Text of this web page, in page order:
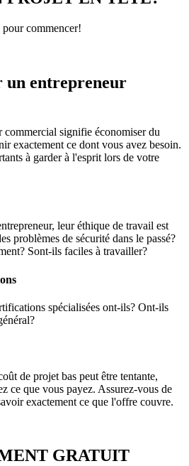
commencer!
un entrepreneur
commercial signifie économiser du
exactement ce dont vous avez besoin.
à garder à l'esprit lors de votre
leur éthique de travail est
problèmes de sécurité dans le passé?
Sont-ils faciles à travailler?
spécialisées ont-ils? Ont-ils
de projet bas peut être tentante,
ce que vous payez. Assurez-vous de
exactement ce que l'offre couvre.
GRATUIT